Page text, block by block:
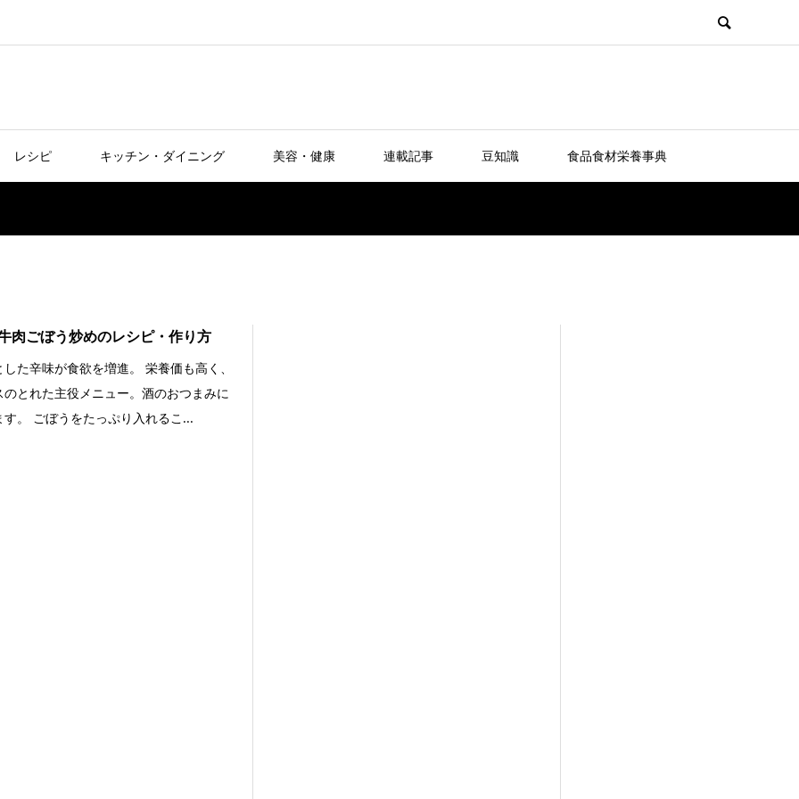
レシピ キッチン・ダイニング 美容・健康 連載記事 豆知識 食品食材栄養事典
肉ごぼう炒めのレシピ・作り方
た辛味が食欲を増進。 栄養価も高く、
のとれた主役メニュー。酒のおつまみに
す。 ごぼうをたっぷり入れるこ...